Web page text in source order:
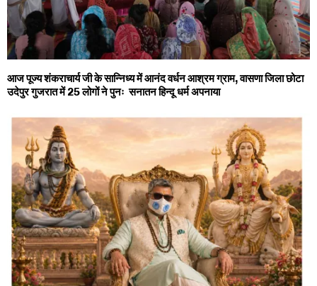
आज पूज्य शंकराचार्य जी के सान्निध्य में आनंद वर्धन आश्रम ग्राम, वासणा जिला छोटा
उदेपुर गुजरात में 25 लोगों ने पुनः सनातन हिन्दू धर्म अपनाया